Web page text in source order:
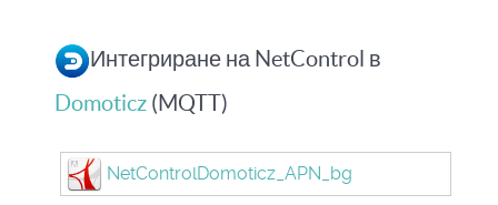
Интегриране на NetControl в
Domoticz (MQTT)
NetControlDomoticz_APN_bg